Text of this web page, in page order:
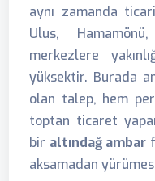
aynı zamanda
Ulus,
merkezlere
yüksektir. Burada
olan talep, hem
toptan ticaret
bir altındağ ambar
aksamadan